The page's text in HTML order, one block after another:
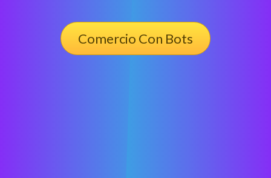
Comercio Con Bots